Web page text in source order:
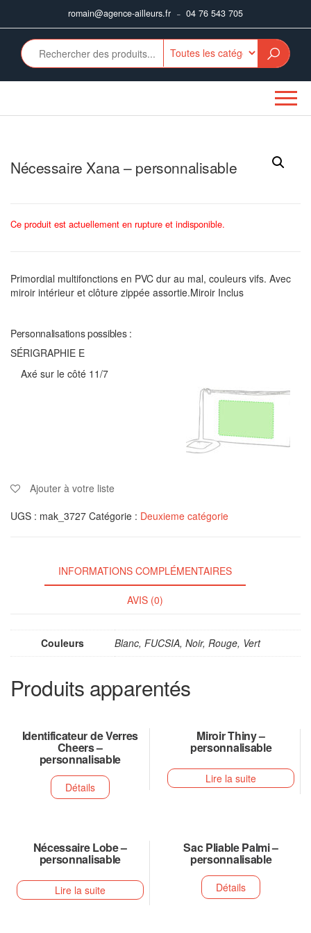
romain@agence-ailleurs.fr – 04 76 543 705
Nécessaire Xana – personnalisable
Ce produit est actuellement en rupture et indisponible.
Primordial multifonctions en PVC dur au mal, couleurs vifs. Avec
miroir intérieur et clôture zippée assortie.Miroir Inclus
Personnalisations possibles :
SÉRIGRAPHIE E
Axé sur le côté 11/7
Ajouter à votre liste
UGS : mak_3727 Catégorie : Deuxieme catégorie
INFORMATIONS COMPLÉMENTAIRES
AVIS (0)
Couleurs Blanc, FUCSIA, Noir, Rouge, Vert
Produits apparentés
Identificateur de Verres
Cheers –
personnalisable
Détails
Miroir Thiny –
personnalisable
Lire la suite
Nécessaire Lobe –
personnalisable
Lire la suite
Sac Pliable Palmi –
personnalisable
Détails